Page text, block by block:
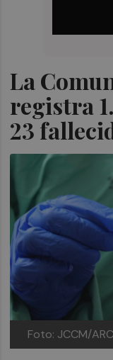
La
registra
23
Foto: JCCM/